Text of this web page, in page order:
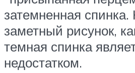
затемненная
заметный рисунок,
темная спинка
недостатком.